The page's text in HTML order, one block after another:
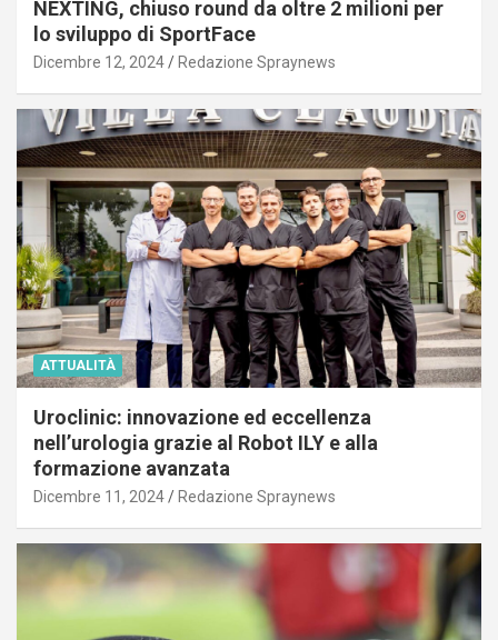
NEXTING, chiuso round da oltre 2 milioni per
lo sviluppo di SportFace
Dicembre 12, 2024 Redazione Spraynews
ATTUALITÀ
Uroclinic: innovazione ed eccellenza
nell’urologia grazie al Robot ILY e alla
formazione avanzata
Dicembre 11, 2024 Redazione Spraynews